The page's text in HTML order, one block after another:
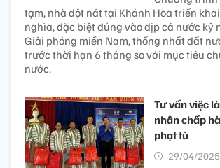
tạm, nhà dột nát tại Khánh Hòa triển
nghĩa, đặc biệt đúng vào dịp cả nước kỷ
Giải phóng miền Nam, thống nhất đất
trước thời hạn 6 tháng so với mục tiêu
nước.
Tư vấn việc
nhân chấp
phạt tù
29/04/2025